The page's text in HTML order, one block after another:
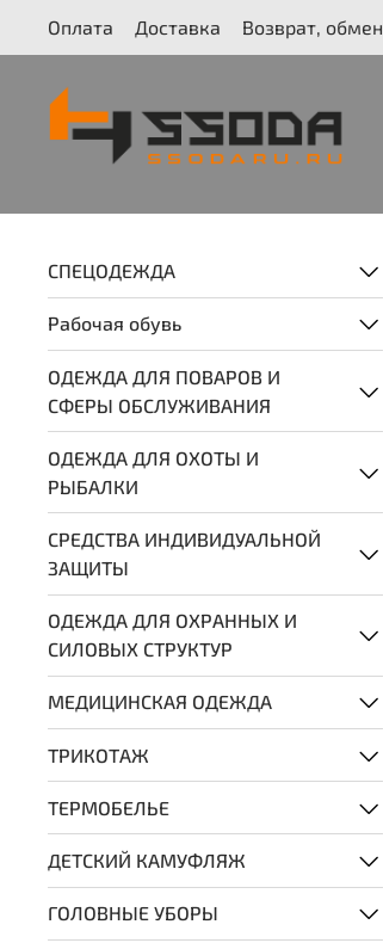
Оплата Доставка Возврат, обмен
СПЕЦОДЕЖДА
Рабочая обувь
ОДЕЖДА ДЛЯ ПОВАРОВ И
СФЕРЫ ОБСЛУЖИВАНИЯ
ОДЕЖДА ДЛЯ ОХОТЫ И
РЫБАЛКИ
СРЕДСТВА ИНДИВИДУАЛЬНОЙ
ЗАЩИТЫ
ОДЕЖДА ДЛЯ ОХРАННЫХ И
СИЛОВЫХ СТРУКТУР
МЕДИЦИНСКАЯ ОДЕЖДА
ТРИКОТАЖ
ТЕРМОБЕЛЬЕ
ДЕТСКИЙ КАМУФЛЯЖ
ГОЛОВНЫЕ УБОРЫ